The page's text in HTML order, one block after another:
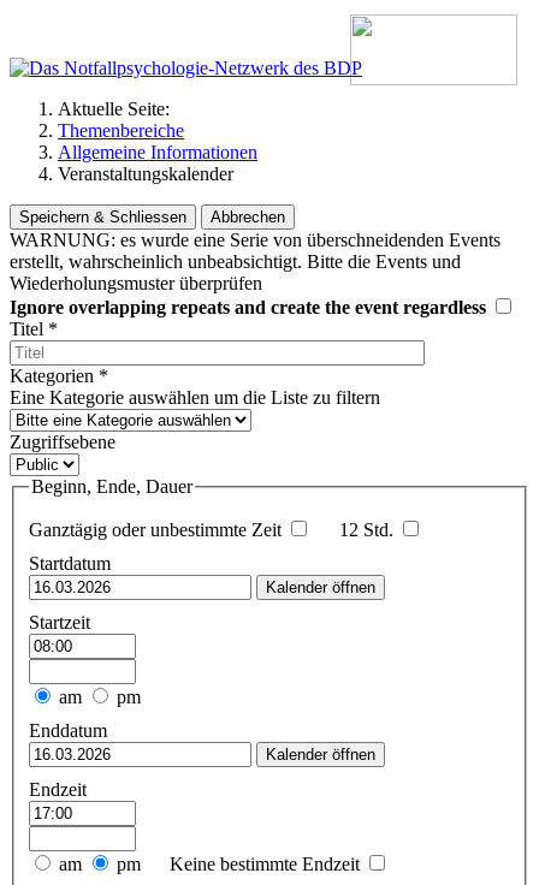
Aktuelle Seite:
Themenbereiche
Allgemeine Informationen
Veranstaltungskalender
Speichern & Schliessen Abbrechen
WARNUNG: es wurde eine Serie von überschneidenden Events
erstellt, wahrscheinlich unbeabsichtigt. Bitte die Events und
Wiederholungsmuster überprüfen
Ignore overlapping repeats and create the event regardless
Titel *
Kategorien *
Eine Kategorie auswählen um die Liste zu filtern
Zugriffsebene
Beginn, Ende, Dauer
Ganztägig oder unbestimmte Zeit
12 Std.
Startdatum
Kalender öffnen
Startzeit
am
pm
Enddatum
Kalender öffnen
Endzeit
am pm
Keine bestimmte Endzeit